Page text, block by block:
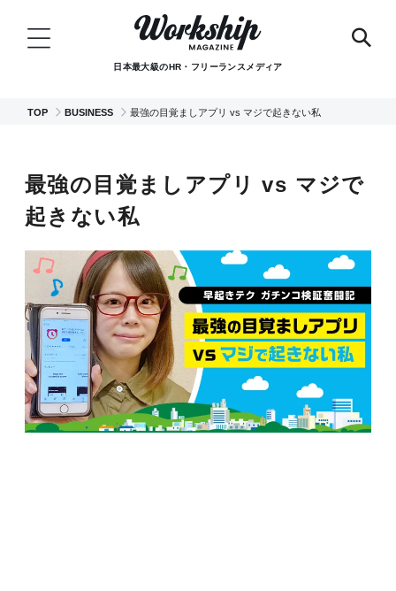
日本最大級のHR・フリーランスメディア
TOP BUSINESS 最強の目覚ましアプリ vs マジで起きない私
最強の目覚ましアプリ vs マジで
起きない私